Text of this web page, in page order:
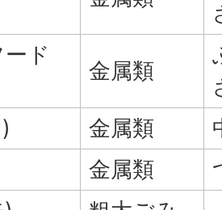
ド
金属類
金属類
金属類